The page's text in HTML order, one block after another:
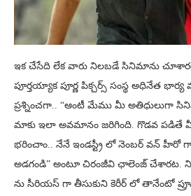
ఇక చేసేది లేక వారు నిలబడే సినిమాను
పూర్తయ్యాక పూర్ణ పిక్చర్స్ సంస్థ అధినేత
ప్రశ్నించగా.. “ఆంటీ మేము మీ అతిధులుగా
మాకు ఇలా అవమానం జరిగింది. గొడవ పడితే
భరించాం.. నేనే ఇండస్ట్రీ లో నెంబర్ వన్ హీరో
అడగండి” అంటూ చిరంజీవి ఛాలెంజ్ చేశారట.
ను సీరియస్ గా తీసుకుని కెరీర్ లో తానేంటో